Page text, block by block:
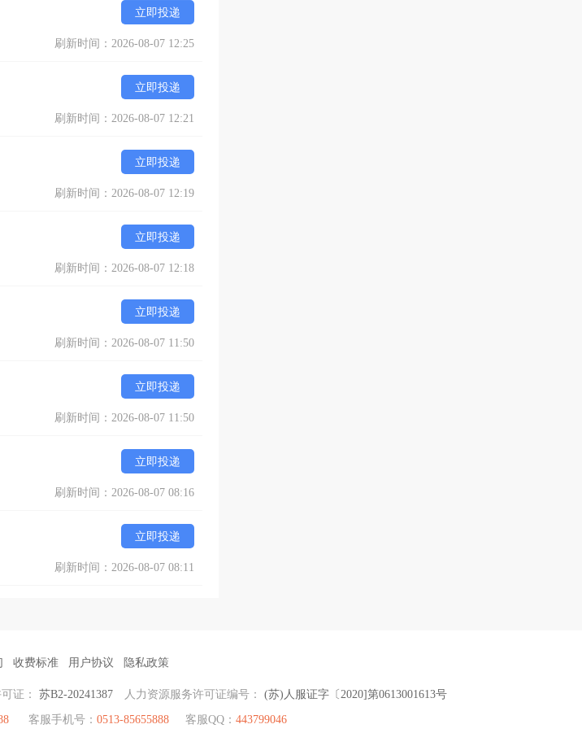
立即投递
刷新时间：2026-08-07 12:25
立即投递
刷新时间：2026-08-07 12:21
立即投递
刷新时间：2026-08-07 12:19
立即投递
刷新时间：2026-08-07 12:18
立即投递
刷新时间：2026-08-07 11:50
立即投递
刷新时间：2026-08-07 11:50
立即投递
刷新时间：2026-08-07 08:16
立即投递
刷新时间：2026-08-07 08:11
收费标准 用户协议 隐私政策
证： 苏B2-20241387 人力资源服务许可证编号： (苏)人服证字〔2020]第0613001613号
客服手机号： 0513-85655888 客服QQ： 443799046